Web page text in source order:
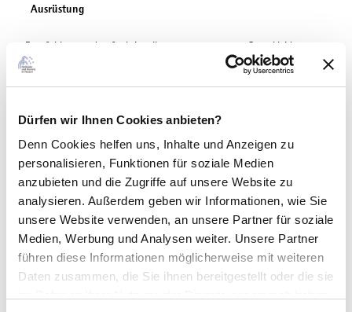
Dürfen wir Ihnen Cookies anbieten?
Denn Cookies helfen uns, Inhalte und Anzeigen zu
personalisieren, Funktionen für soziale Medien
anzubieten und die Zugriffe auf unsere Website zu
analysieren. Außerdem geben wir Informationen, wie Sie
unsere Website verwenden, an unsere Partner für soziale
Medien, Werbung und Analysen weiter. Unsere Partner
führen diese Informationen möglicherweise mit weiteren
Daten zusammen, die Sie ihnen bereitgestellt oder die sie
Ausrüstung
Empfohlen werden funktionelle, wetterangepasste Sportkleidung,
Walking-, Jogging- oder spezielle Nordic-Walking-Schuhe, kleiner
Rucksack oder Bauchtasche, Energieriegel, Trinkgürtel, ausreichend
Anreise & Parken
Anfahrt
Mit dem Auto über die B251 nach Willingen (Upland), PKW-Anfahrt
bis Parkplatz am Gesundheitspavillon, Stryckweg 27, 34508
Willingen (Upland)
Parken